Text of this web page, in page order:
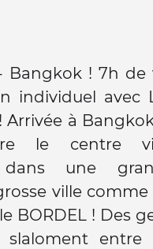
Bangkok ! 7h de
individuel avec
Arrivée à
le centre
une
ville comme
BORDEL ! Des
entre
d'ici,
est surnommé
submergé par
chauffeurs de
... on est
! On
d'une longue
45m, ballade un